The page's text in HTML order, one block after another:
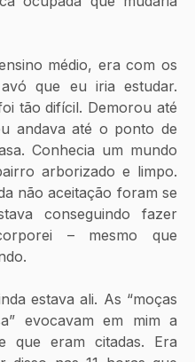
médio, era com os
que eu iria estudar.
tão difícil. Demorou até
andava até o ponto de
Conhecia um mundo
arborizado e limpo.
não aceitação foram se
conseguindo fazer
– mesmo que
estava ali. As “moças
evocavam em mim a
que eram citadas. Era